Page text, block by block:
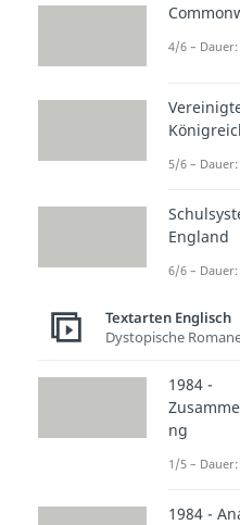
als
musst
das
4/6 – Dauer:
5/6 – Dauer:
England
6/6 – Dauer:
Textarten Englisch
Dystopische
1984 -
ng
1/5 – Dauer:
1984 -